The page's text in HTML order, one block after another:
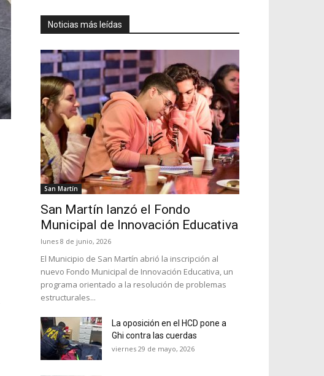
Noticias más leídas
San Martín
San Martín lanzó el Fondo
Municipal de Innovación Educativa
lunes 8 de junio, 2026
El Municipio de San Martín abrió la inscripción al
nuevo Fondo Municipal de Innovación Educativa, un
programa orientado a la resolución de problemas
estructurales...
La oposición en el HCD pone a
Ghi contra las cuerdas
viernes 29 de mayo, 2026